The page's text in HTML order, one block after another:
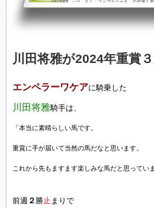
＞は、Ｇ１「フェブラリーＳ」の翌週１
たなダート界のスターへの登竜門といっ
川田将雅が2024年重賞３
エンペラーワケアに騎乗した
川田将雅騎手は、
「本当に素晴らしい馬です。
重賞に手が届いて当然の馬だなと思います。
これから先もますます楽しみな馬だと思っていま
前週 ２ 勝止 まりで